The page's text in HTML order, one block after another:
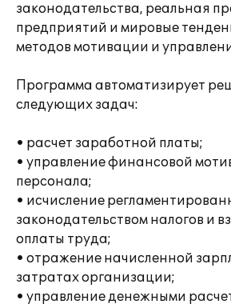
законодательства, реальная
предприятий и мировые
методов мотивации и
Программа автоматизирует
следующих задач:
• расчет заработной платы;
• управление финансовой
персонала;
• исчисление
законодательством налогов и
оплаты труда;
• отражение начисленной
затратах организации;
• управление денежными